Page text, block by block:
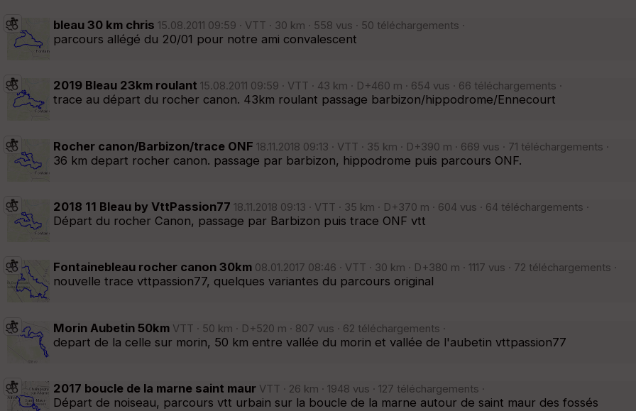
bleau 30 km chris 15.08.2011 09:59 · VTT · 30 km · 558 vus · 50 téléchargements ·
parcours allégé du 20/01 pour notre ami convalescent
2019 Bleau 23km roulant 15.08.2011 09:59 · VTT · 43 km · D+460 m · 654 vus · 66 téléchargements ·
trace au départ du rocher canon. 43km roulant passage barbizon/hippodrome/Ennecourt
Rocher canon/Barbizon/trace ONF 18.11.2018 09:13 · VTT · 35 km · D+390 m · 669 vus · 71 téléchargements ·
36 km depart rocher canon. passage par barbizon, hippodrome puis parcours ONF.
2018 11 Bleau by VttPassion77 18.11.2018 09:13 · VTT · 35 km · D+370 m · 604 vus · 64 téléchargements ·
Départ du rocher Canon, passage par Barbizon puis trace ONF vtt
Fontainebleau rocher canon 30km 08.01.2017 08:46 · VTT · 30 km · D+380 m · 1117 vus · 72 téléchargements ·
nouvelle trace vttpassion77, quelques variantes du parcours original
Morin Aubetin 50km VTT · 50 km · D+520 m · 807 vus · 62 téléchargements ·
depart de la celle sur morin, 50 km entre vallée du morin et vallée de l'aubetin vttpassion77
2017 boucle de la marne saint maur VTT · 26 km · 1948 vus · 127 téléchargements ·
Départ de noiseau, parcours vtt urbain sur la boucle de la marne autour de saint maur des fossés